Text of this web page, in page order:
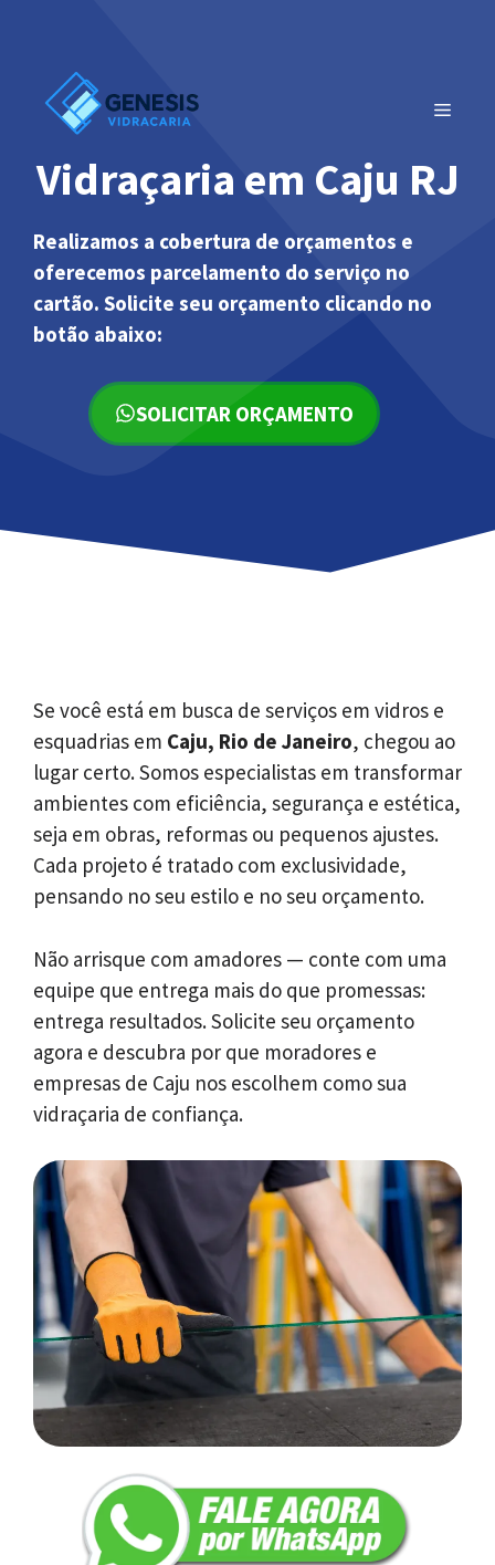
conteúdo
MENU
Vidraçaria em Caju RJ
Realizamos a cobertura de orçamentos e
oferecemos parcelamento do serviço no
cartão. Solicite seu orçamento clicando no
botão abaixo:
SOLICITAR ORÇAMENTO
Se você está em busca de serviços em vidros e
esquadrias em Caju, Rio de Janeiro, chegou ao
lugar certo. Somos especialistas em transformar
ambientes com eficiência, segurança e estética,
seja em obras, reformas ou pequenos ajustes.
Cada projeto é tratado com exclusividade,
pensando no seu estilo e no seu orçamento.
Não arrisque com amadores — conte com uma
equipe que entrega mais do que promessas:
entrega resultados. Solicite seu orçamento
agora e descubra por que moradores e
empresas de Caju nos escolhem como sua
vidraçaria de confiança.